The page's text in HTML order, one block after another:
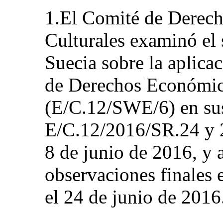
1.El Comité de
Culturales examinó
Suecia sobre la
de Derechos
(E/C.12/SWE/6) en
E/C.12/2016/SR.24 y
8 de junio de 2016, y
observaciones finales
el 24 de junio de